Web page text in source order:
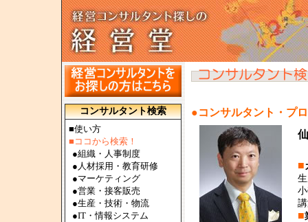
コンサルタント検索
■使い方
■ココから検索！
●組織・人事制度
● 人材採用・教育研修
●マーケティング
●営業・接客販売
●生産・技術・物流
●IT・情報システム
●コンサルタント・プ
■
■